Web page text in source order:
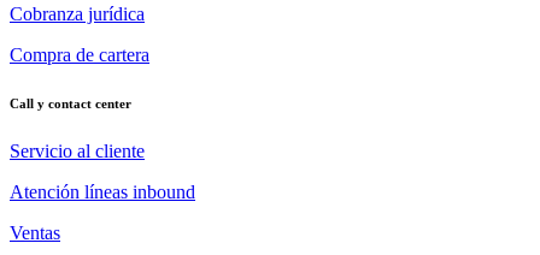
Cobranza jurídica
Compra de cartera
Call y contact center
Servicio al cliente
Atención líneas inbound
Ventas